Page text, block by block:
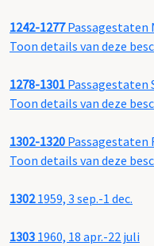
1242-1277Passagestaten
Toon details van deze
1278-1301 Passagestaten
Toon details van deze
1302-1320 Passagestaten
Toon details van deze
13021959, 3 sep.-1 dec.
1303 1960, 18 apr.-22 juli